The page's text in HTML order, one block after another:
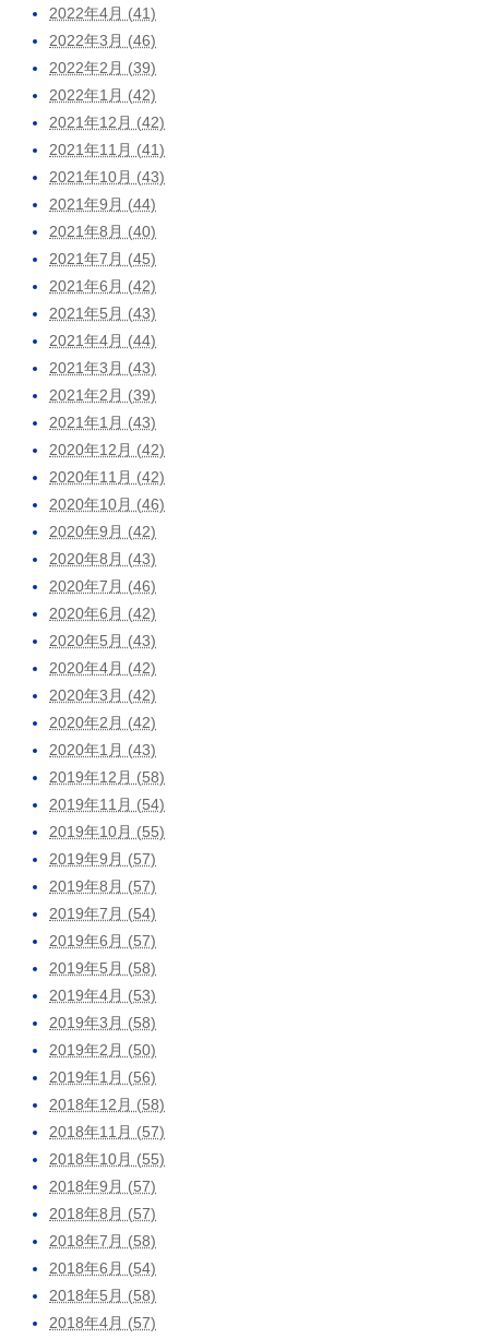
2022年4月 (41)
2022年3月 (46)
2022年2月 (39)
2022年1月 (42)
2021年12月 (42)
2021年11月 (41)
2021年10月 (43)
2021年9月 (44)
2021年8月 (40)
2021年7月 (45)
2021年6月 (42)
2021年5月 (43)
2021年4月 (44)
2021年3月 (43)
2021年2月 (39)
2021年1月 (43)
2020年12月 (42)
2020年11月 (42)
2020年10月 (46)
2020年9月 (42)
2020年8月 (43)
2020年7月 (46)
2020年6月 (42)
2020年5月 (43)
2020年4月 (42)
2020年3月 (42)
2020年2月 (42)
2020年1月 (43)
2019年12月 (58)
2019年11月 (54)
2019年10月 (55)
2019年9月 (57)
2019年8月 (57)
2019年7月 (54)
2019年6月 (57)
2019年5月 (58)
2019年4月 (53)
2019年3月 (58)
2019年2月 (50)
2019年1月 (56)
2018年12月 (58)
2018年11月 (57)
2018年10月 (55)
2018年9月 (57)
2018年8月 (57)
2018年7月 (58)
2018年6月 (54)
2018年5月 (58)
2018年4月 (57)